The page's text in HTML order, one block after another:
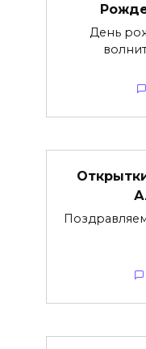
День